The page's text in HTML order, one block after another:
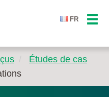
FR
Études de cas